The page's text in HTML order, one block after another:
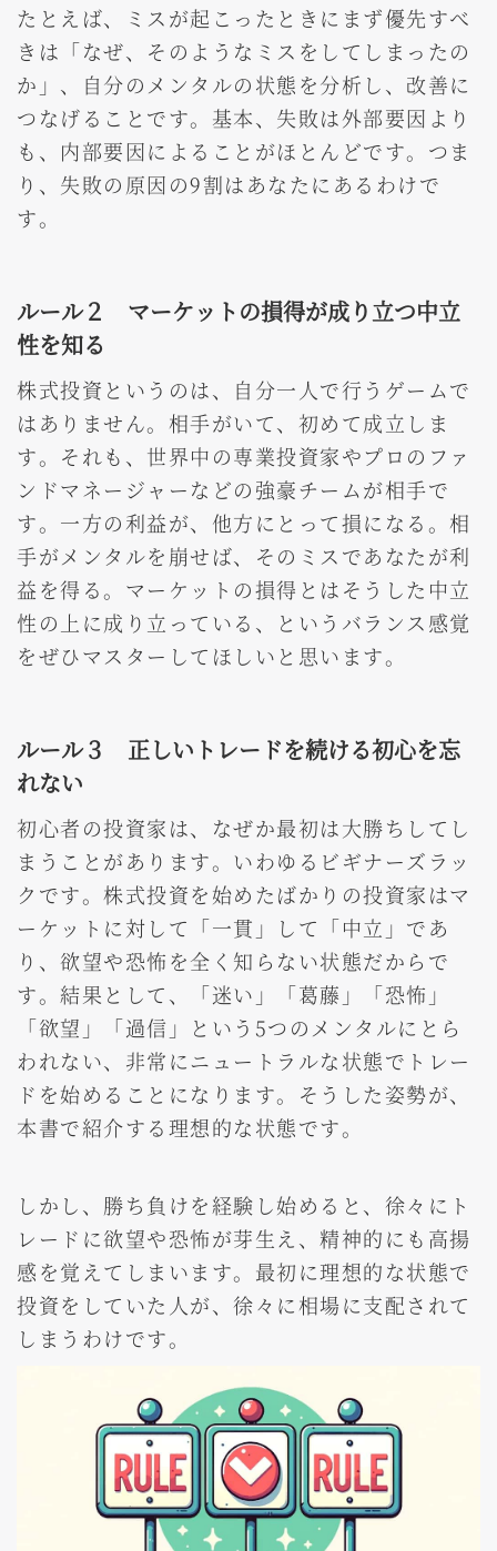
たとえば、ミスが起こったときにまず優先すべ
きは「なぜ、そのようなミスをしてしまったの
か」、自分のメンタルの状態を分析し、改善に
つなげることです。基本、失敗は外部要因より
も、内部要因によることがほとんどです。つま
り、失敗の原因の9割はあなたにあるわけで
す。
ルール２ マーケットの損得が成り立つ中立
性を知る
株式投資というのは、自分一人で行うゲームで
はありません。相手がいて、初めて成立しま
す。それも、世界中の専業投資家やプロのファ
ンドマネージャーなどの強豪チームが相手で
す。一方の利益が、他方にとって損になる。相
手がメンタルを崩せば、そのミスであなたが利
益を得る。マーケットの損得とはそうした中立
性の上に成り立っている、というバランス感覚
をぜひマスターしてほしいと思います。
ルール３ 正しいトレードを続ける初心を忘
れない
初心者の投資家は、なぜか最初は大勝ちしてし
まうことがあります。いわゆるビギナーズラッ
クです。株式投資を始めたばかりの投資家はマ
ーケットに対して「一貫」して「中立」であ
り、欲望や恐怖を全く知らない状態だからで
す。結果として、「迷い」「葛藤」「恐怖」
「欲望」「過信」という5つのメンタルにとら
われない、非常にニュートラルな状態でトレー
ドを始めることになります。そうした姿勢が、
本書で紹介する理想的な状態です。
しかし、勝ち負けを経験し始めると、徐々にト
レードに欲望や恐怖が芽生え、精神的にも高揚
感を覚えてしまいます。最初に理想的な状態で
投資をしていた人が、徐々に相場に支配されて
しまうわけです。